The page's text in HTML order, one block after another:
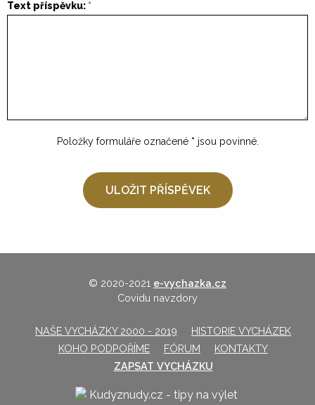
Text příspěvku:
Položky formuláře označené * jsou povinné.
© 2020-2021 e-vychazka.cz
Covidu navzdory
NAŠE VYCHÁZKY 2000 - 2019
HISTORIE VYCHÁZEK
KOHO PODPOŘÍME
FÓRUM
KONTAKTY
ZAPSAT VYCHÁZKU